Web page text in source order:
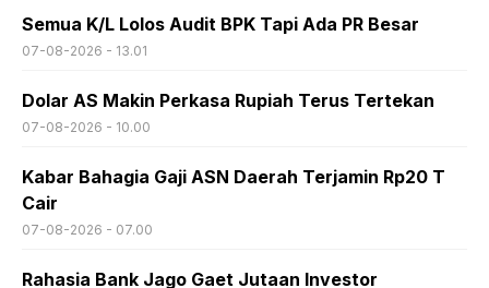
Semua K/L Lolos Audit BPK Tapi Ada PR Besar
07-08-2026 - 13.01
Dolar AS Makin Perkasa Rupiah Terus Tertekan
07-08-2026 - 10.00
Kabar Bahagia Gaji ASN Daerah Terjamin Rp20 T
Cair
07-08-2026 - 07.00
Rahasia Bank Jago Gaet Jutaan Investor